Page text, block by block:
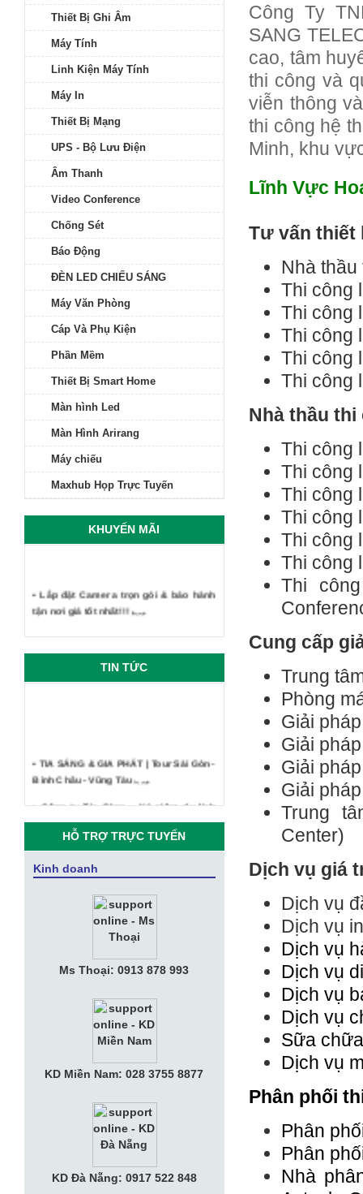
Công Ty
SANG
cao, tâm
thi công và
viễn thông
thi công hệ
Minh, khu
Lĩnh Vực
Tư vấn thiết
Nhà
Thi công
Thi công
Thi công
Thi công
Thi công
Nhà thầu
Thi công
Thi công
Thi công
Thi công
Thi công
Thi công
Thi
Cung cấp
Trung
Phòng
Giải
Giải
Giải
Giải
Trung
Center)
Dịch vụ giá
Dịch vụ
Dịch vụ
Dịch vụ
Dịch vụ
Dịch vụ
Dịch vụ
Sữa
Dịch vụ
Phân phối
Phân
Phân
Nhà
Thiết Bị Ghi Âm
Máy Tính
Linh Kiện Máy Tính
Máy In
Thiết Bị Mạng
UPS - Bộ Lưu Điện
Âm Thanh
Video Conference
Chống Sét
Báo Động
ĐÈN LED CHIẾU SÁNG
Máy Văn Phòng
Cáp Và Phụ Kiện
Phần Mềm
Thiết Bị Smart Home
Màn hình Led
Màn Hình Arirang
Máy chiếu
Maxhub Họp Trực Tuyến
KHUYẾN MÃI
• Lắp đặt Camera trọn gói & bảo hành
tận nơi giá tốt nhất!!!
TIN TỨC
• TIA SÁNG & GIA PHÁT | Tour Sài Gòn -
Bình Châu - Vũng Tàu
• Công ty Tia Sáng - Kỷ niệm du lịch
• CEO Vingroup: “Sau smartphone,
SmartTV, điều hòa, tủ lạnh thông minh”
• VNPT hỗ trợ Cổng thông tin giúp Hà
Nam, Phú Yên phát triển du lịch thông
• Giới Thiệu Tổng Quan Công Ty Tia
• Thư Mời Họp Mặt "Kỷ Niệm 10 Năm
Thành Lập Tia Sáng Telecom"
mềm bán hàng phủ khắp Việt Nam với
• Tuyển Nhân viên Kế Toán Văn phòng
• Tuyển Nhân Viên Kinh Doanh
• Apple muốn chia tay Amazon, tự làm
trung tâm dữ liệu riêng
HỖ TRỢ TRỰC TUYẾN
Kinh doanh
Ms Thoại: 0913 878 993
KD Miền Nam: 028 3755 8877
KD Đà Nẵng: 0917 522 848